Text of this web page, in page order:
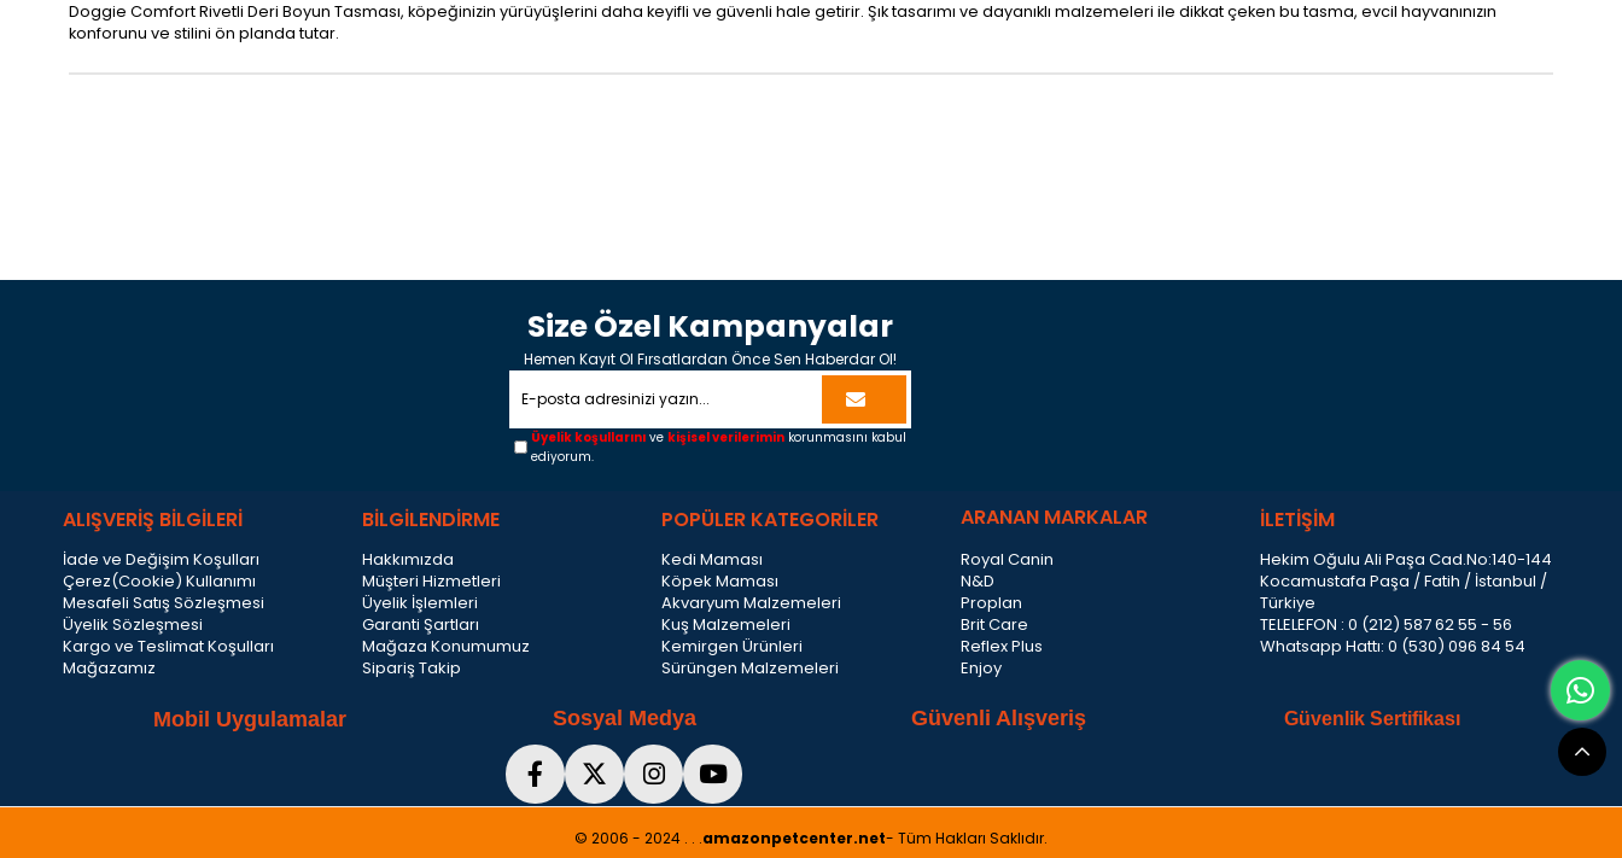
Doggie Comfort Rivetli Deri Boyun Tasması, köpeğinizin yürüyüşlerini daha keyifli ve güvenli hale getirir. Şık tasarımı ve dayanıklı malzemeleri ile dikkat çeken bu tasma, evcil hayvanınızın
konforunu ve stilini ön planda tutar.
Size Özel Kampanyalar
Hemen Kayıt Ol Fırsatlardan Önce Sen Haberdar Ol!
Üyelik koşullarını ve kişisel verilerimin korunmasını kabul
ediyorum.
ALIŞVERİŞ BİLGİLERİ
İade ve Değişim Koşulları
Çerez(Cookie) Kullanımı
Mesafeli Satış Sözleşmesi
Üyelik Sözleşmesi
Kargo ve Teslimat Koşulları
Mağazamız
BİLGİLENDİRME
Hakkımızda
Müşteri Hizmetleri
Üyelik İşlemleri
Garanti Şartları
Mağaza Konumumuz
Sipariş Takip
POPÜLER KATEGORİLER
Kedi Maması
Köpek Maması
Akvaryum Malzemeleri
Kuş Malzemeleri
Kemirgen Ürünleri
Sürüngen Malzemeleri
ARANAN MARKALAR
Royal Canin
N&D
Proplan
Brit Care
Reflex Plus
Enjoy
İLETİŞİM
Hekim Oğulu Ali Paşa Cad.No:140-144
Kocamustafa Paşa / Fatih / İstanbul /
Türkiye
TELELEFON : 0 (212) 587 62 55 - 56
Whatsapp Hattı: 0 (530) 096 84 54
Mobil Uygulamalar Sosyal Medya Güvenli Alışveriş Güvenlik Sertifikası
© 2006 - 2024 . . .amazonpetcenter.net- Tüm Hakları Saklıdır.